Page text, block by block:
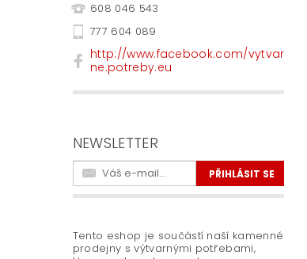
608 046 543
777 604 089
http://www.facebook.com/vytvar
ne.potreby.eu
NEWSLETTER
Tento eshop je součástí naší kamenné
prodejny s výtvarnými potřebami,